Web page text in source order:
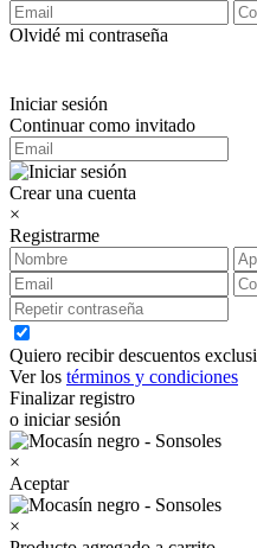
Olvidé mi contraseña
Iniciar sesión
Continuar como invitado
Crear una cuenta
×
Registrarme
Quiero recibir descuentos
Ver los términos y condiciones
Finalizar registro
o iniciar sesión
×
Aceptar
×